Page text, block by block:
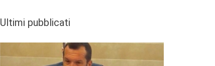
Ultimi pubblicati